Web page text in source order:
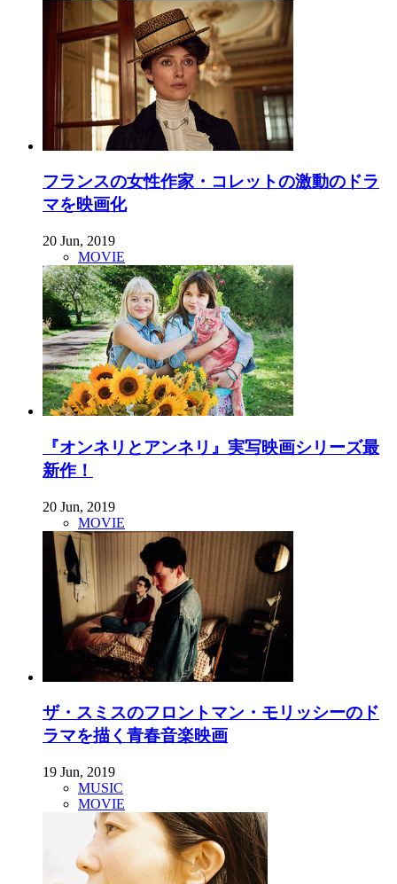
フランスの女性作家・コレットの激動のドラ
マを映画化
20 Jun, 2019
MOVIE
『オンネリとアンネリ』実写映画シリーズ最
新作！
20 Jun, 2019
MOVIE
ザ・スミスのフロントマン・モリッシーのド
ラマを描く青春音楽映画
19 Jun, 2019
MUSIC
MOVIE